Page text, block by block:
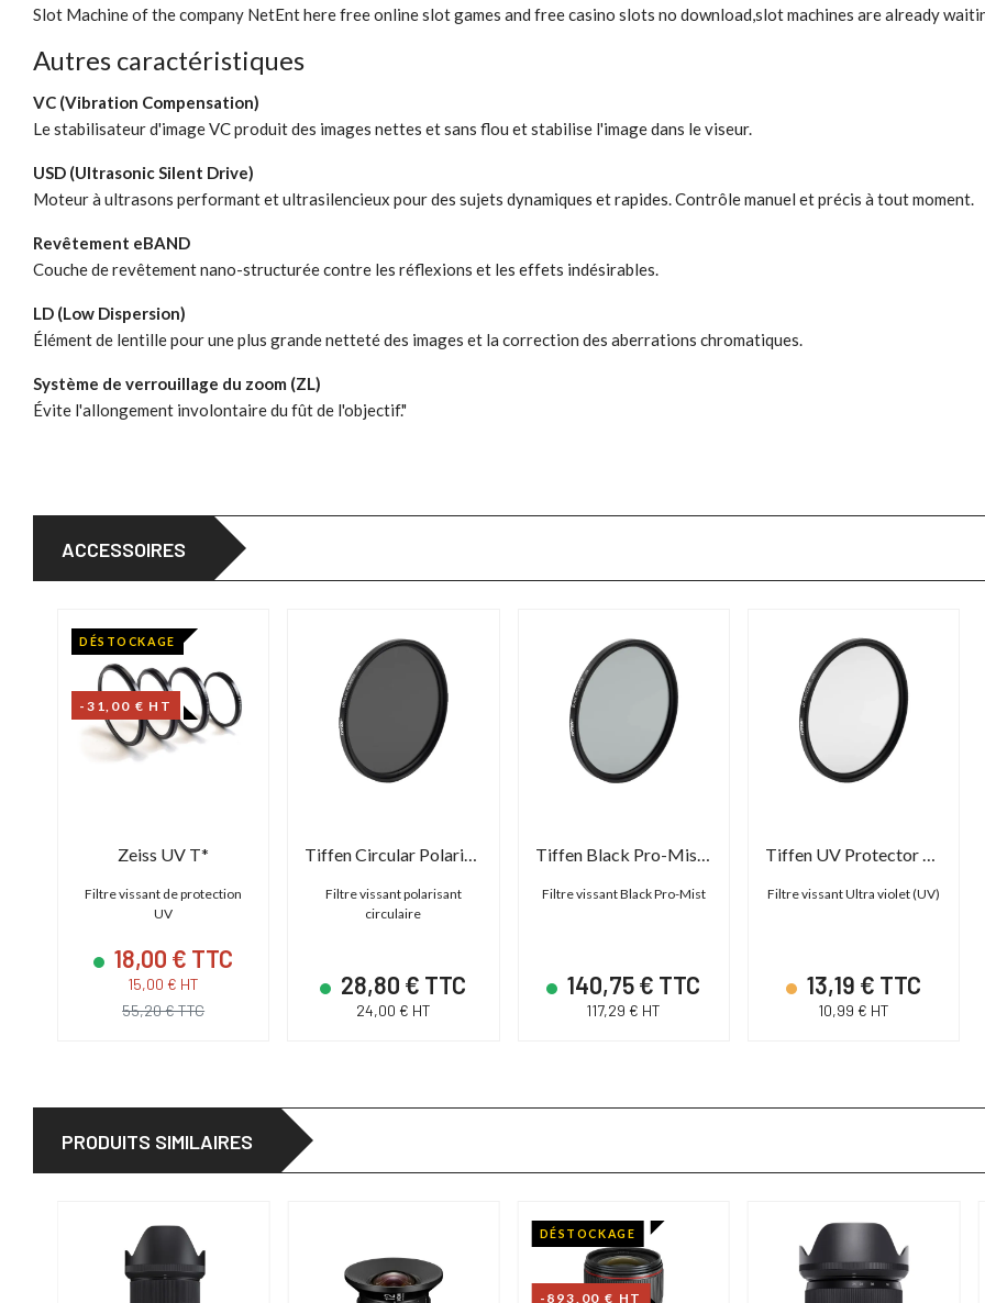
Slot Machine of the company NetEnt herefree online slot games and free casino slots no download,slot machines are already
Autres caractéristiques
VC (Vibration Compensation)
Le stabilisateur d'image VC produit des images nettes et sans flou et stabilise l'image dans le viseur.
USD (Ultrasonic Silent Drive)
Moteur à ultrasons performant et ultrasilencieux pour des sujets dynamiques et rapides. Contrôle manuel et précis à tout moment.
Revêtement eBAND
Couche de revêtement nano-structurée contre les réflexions et les effets indésirables.
LD (Low Dispersion)
Élément de lentille pour une plus grande netteté des images et la correction des aberrations chromatiques.
Système de verrouillage du zoom (ZL)
Évite l'allongement involontaire du fût de l'objectif."
ACCESSOIRES
DÉSTOCKAGE
-31,00 € HT
Zeiss UV T*
Filtre vissant de protection
UV
18,00 € TTC
15,00 € HT
55,20 € TTC
Tiffen Circular Polarizer Screw Filter
Filtre vissant polarisant
circulaire
28,80 € TTC
24,00 € HT
Tiffen Black Pro-Mist Screw Filter
Filtre vissant Black Pro-Mist
140,75 € TTC
117,29 € HT
Tiffen UV Protector Screw Filter
Filtre vissant Ultra violet (UV)
13,19 € TTC
10,99 € HT
PRODUITS SIMILAIRES
DÉSTOCKAGE
-893,00 € HT